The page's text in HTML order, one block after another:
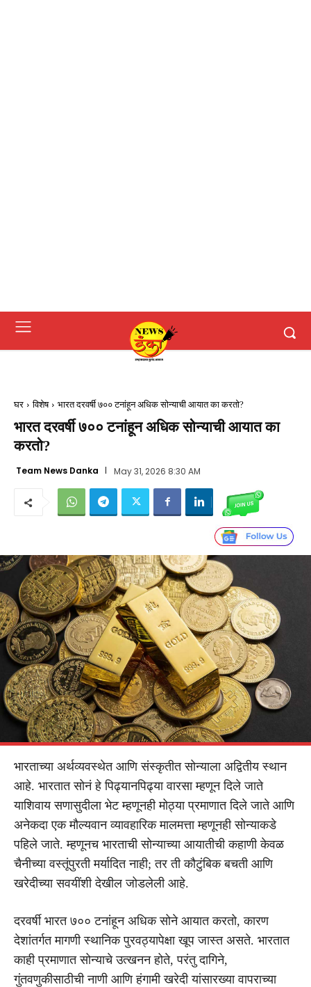
घर विशेष भारत दरवर्षी ७०० टनांहून अधिक सोन्याची आयात का करतो?
भारत दरवर्षी ७०० टनांहून अधिक सोन्याची आयात का
करतो?
Team News Danka May 31, 2026 8:30 AM
भारताच्या अर्थव्यवस्थेत आणि संस्कृतीत सोन्याला अद्वितीय स्थान
आहे. भारतात सोनं हे पिढ्यानपिढ्या वारसा म्हणून दिले जाते
याशिवाय सणासुदीला भेट म्हणूनही मोठ्या प्रमाणात दिले जाते आणि
अनेकदा एक मौल्यवान व्यावहारिक मालमत्ता म्हणूनही सोन्याकडे
पहिले जाते. म्हणूनच भारताची सोन्याच्या आयातीची कहाणी केवळ
चैनीच्या वस्तूंपुरती मर्यादित नाही; तर ती कौटुंबिक बचती आणि
खरेदीच्या सवयींशी देखील जोडलेली आहे.
दरवर्षी भारत ७०० टनांहून अधिक सोने आयात करतो, कारण
देशांतर्गत मागणी स्थानिक पुरवठ्यापेक्षा खूप जास्त असते. भारतात
काही प्रमाणात सोन्याचे उत्खनन होते, परंतु दागिने,
गुंतवणुकीसाठीची नाणी आणि हंगामी खरेदी यांसारख्या वापराच्या